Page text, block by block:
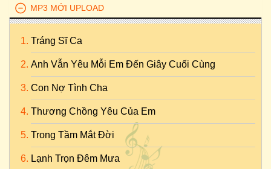
MP3 MỚI UPLOAD
Tráng Sĩ Ca
Anh Vẫn Yêu Mỗi Em Đến Giây Cuối Cùng
Con Nợ Tình Cha
Thương Chồng Yêu Của Em
Trong Tầm Mắt Đời
Lạnh Trọn Đêm Mưa